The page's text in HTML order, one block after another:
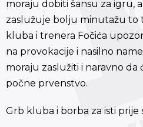
moraju dobiti šansu za igru,
zaslužuje bolju minutažu to
kluba i trenera Fočića
na provokacije i nasilno
moraju zaslužiti i naravno da
počne prvenstvo.
Grb kluba i borba za isti prije